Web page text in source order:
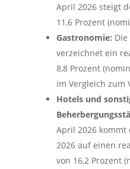
April 2026 steigt
11,6 Prozent
Gastronomie:
verzeichnet ein
8,8 Prozent
im Vergleich zum
Hotels und
April 2026 kommt
2026 auf einen
von 16,2 Prozent